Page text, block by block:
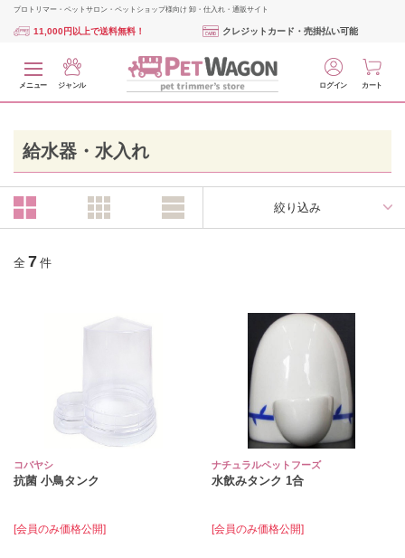
プロトリマー・ペットサロン・ペットショップ様向け 卸・仕入れ・通販サイト
11,000円以上で送料無料！ クレジットカード・売掛払い可能
メニュー ジャンル ログイン カート
給水器・水入れ
絞り込み
全 7 件
コバヤシ
抗菌 小鳥タンク
[会員のみ価格公開]
ナチュラルペットフーズ
水飲みタンク 1合
[会員のみ価格公開]